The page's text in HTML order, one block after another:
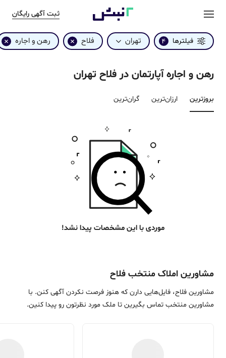
ثبت آگهی رایگان
فیلترها 4 تهران فلاح رهن و اجاره
رهن و اجاره آپارتمان در فلاح تهران
بروزترین‌ ارزان‌ترین گران‌ترین
موردی با این مشخصات پیدا نشد!
مشاورین املاک منتخب فلاح
مشاورین فلاح، فایل‌هایی دارن که هنوز فرصت نکردن آگهی کنن. با
مشاورین منتخب تماس بگیرین تا ملک مورد نظرتون رو پیدا کنین.